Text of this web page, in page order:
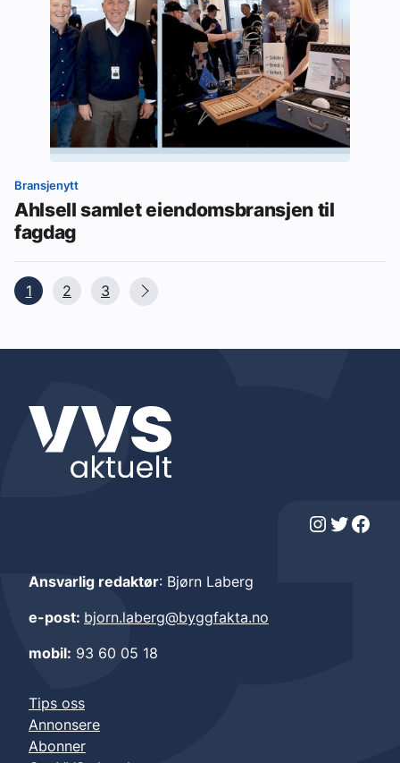
Bransjenytt
Ahlsell samlet eiendomsbransjen til
fagdag
1 2 3
Instagram Twitter Facebook
Ansvarlig redaktør: Bjørn Laberg
e-post: bjorn.laberg@byggfakta.no
mobil: 93 60 05 18
Tips oss
Annonsere
Abonner